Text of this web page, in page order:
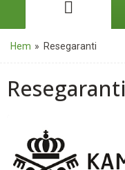
Hem » Resegaranti
Resegaranti